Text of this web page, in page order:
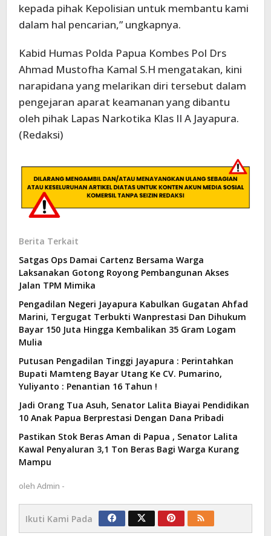
kepada pihak Kepolisian untuk membantu kami
dalam hal pencarian,” ungkapnya.
Kabid Humas Polda Papua Kombes Pol Drs
Ahmad Mustofha Kamal S.H mengatakan, kini
narapidana yang melarikan diri tersebut dalam
pengejaran aparat keamanan yang dibantu
oleh pihak Lapas Narkotika Klas II A Jayapura.
(Redaksi)
Berita Terkait
Satgas Ops Damai Cartenz Bersama Warga
Laksanakan Gotong Royong Pembangunan Akses
Jalan TPM Mimika
Pengadilan Negeri Jayapura Kabulkan Gugatan Ahfad
Marini, Tergugat Terbukti Wanprestasi Dan Dihukum
Bayar 150 Juta Hingga Kembalikan 35 Gram Logam
Mulia
Putusan Pengadilan Tinggi Jayapura : Perintahkan
Bupati Mamteng Bayar Utang Ke CV. Pumarino,
Yuliyanto : Penantian 16 Tahun !
Jadi Orang Tua Asuh, Senator Lalita Biayai Pendidikan
10 Anak Papua Berprestasi Dengan Dana Pribadi
Pastikan Stok Beras Aman di Papua , Senator Lalita
Kawal Penyaluran 3,1 Ton Beras Bagi Warga Kurang
Mampu
oleh Admin -
Ikuti Kami Pada